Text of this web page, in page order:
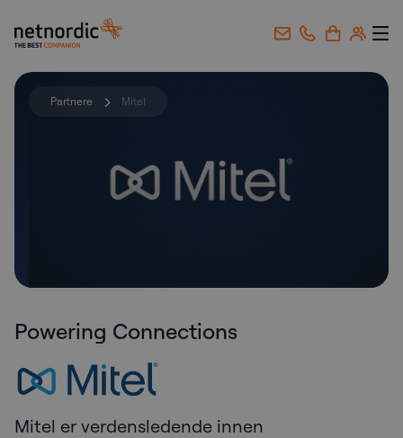
NetNordic Norway
Partnere Mitel
Powering Connections
Mitel er verdensledende innen